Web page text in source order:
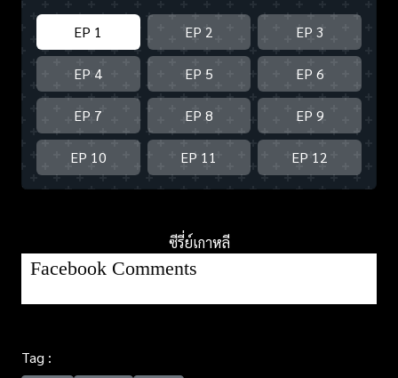
EP 1 EP 2 EP 3
EP 4 EP 5 EP 6
EP 7 EP 8 EP 9
EP 10 EP 11 EP 12
ซีรี่ย์เกาหลี
Facebook Comments
Tag :